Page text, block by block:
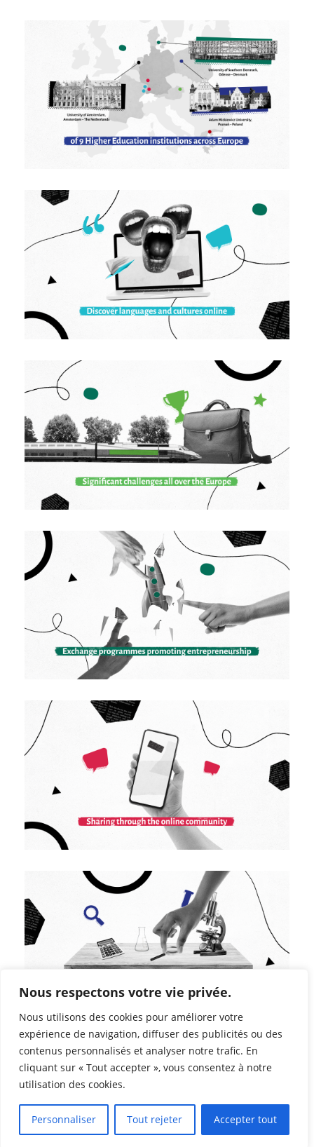
Nous respectons votre vie privée.
Nous utilisons des cookies pour améliorer votre
expérience de navigation, diffuser des publicités ou des
contenus personnalisés et analyser notre trafic. En
cliquant sur « Tout accepter », vous consentez à notre
utilisation des cookies.
Personnaliser Tout rejeter Accepter tout